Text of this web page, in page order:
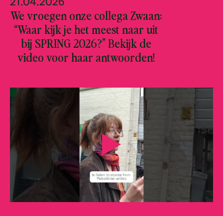
We vroegen onze collega Zwaan:
“Waar kijk je het meest naar uit
bij SPRING 2026?” Bekijk de
video voor haar antwoorden!